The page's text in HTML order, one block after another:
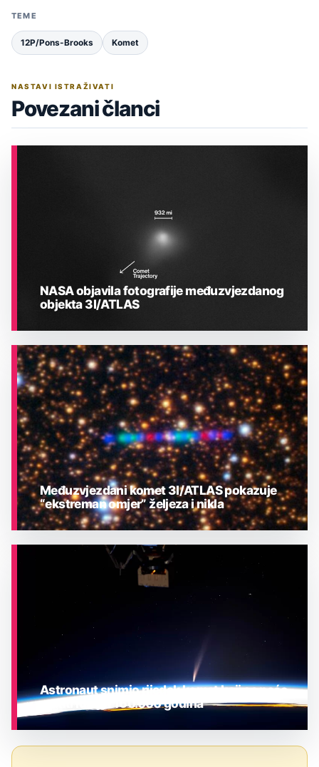
TEME
12P/Pons-Brooks Komet
NASTAVI ISTRAŽIVATI
Povezani članci
ASTRONOMIJA
NASA objavila fotografije međuzvjezdanog
objekta 3I/ATLAS
Međuzvjezdani komet 3I/ATLAS pokazuje
“ekstreman omjer” željeza i nikla
Astronaut snimio rijedak komet koji se neće
vratiti idućih 160.000 godina